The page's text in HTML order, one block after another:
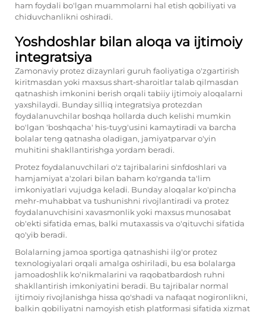
ham foydali bo'lgan muammolarni hal etish qobiliyati va
chiduvchanlikni oshiradi.
Yoshdoshlar bilan aloqa va ijtimoiy
integratsiya
Zamonaviy protez dizaynlari guruh faoliyatiga o'zgartirish
kiritmasdan yoki maxsus shart-sharoitlar talab qilmasdan
qatnashish imkonini berish orqali tabiiy ijtimoiy aloqalarni
yaxshilaydi. Bunday silliq integratsiya protezdan
foydalanuvchilar boshqa hollarda duch kelishi mumkin
bo'lgan 'boshqacha' his-tuyg'usini kamaytiradi va barcha
bolalar teng qatnasha oladigan, jamiyatparvar o'yin
muhitini shakllantirishga yordam beradi.
Protez foydalanuvchilari o'z tajribalarini sinfdoshlari va
hamjamiyat a'zolari bilan baham ko'rganda ta'lim
imkoniyatlari vujudga keladi. Bunday aloqalar ko'pincha
mehr-muhabbat va tushunishni rivojlantiradi va protez
foydalanuvchisini xavasmonlik yoki maxsus munosabat
ob'ekti sifatida emas, balki mutaxassis va o'qituvchi sifatida
qo'yib beradi.
Bolalarning jamoa sportiga qatnashishi ilg'or protez
texnologiyalari orqali amalga oshiriladi, bu esa bolalarga
jamoadoshlik ko'nikmalarini va raqobatbardosh ruhni
shakllantirish imkoniyatini beradi. Bu tajribalar normal
ijtimoiy rivojlanishga hissa qo'shadi va nafaqat nogironlikni,
balkin qobiliyatni namoyish etish platformasi sifatida xizmat